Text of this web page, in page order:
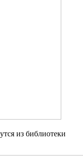
из библиотеки